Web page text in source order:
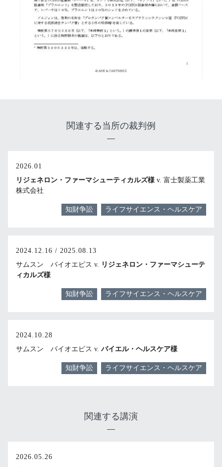
関連する当所の裁判例
2026.01
リジェネロン・ファーマシューティカルズ様 v. 富士製薬工業
株式会社
知財争訟 ライフサイエンス・ヘルスケア
2024.12.16 / 2025.08.13
サムスン バイオエピス v. リジェネロン・ファーマシューテ
ィカルズ様
知財争訟 ライフサイエンス・ヘルスケア
2024.10.28
サムスン バイオエピス v. バイエル・ヘルスケア様
知財争訟 ライフサイエンス・ヘルスケア
関連する講演
2026.05.26